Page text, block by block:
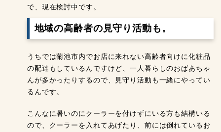
で、現在検討中です。
地域の高齢者の見守り活動も。
うちでは菊池市内でお店に来れない高齢者向けに化粧品
の配達もしているんですけど、一人暮らしのおばあちゃ
んが多かったりするので、見守り活動も一緒にやってい
るんです。
こんなに暑いのにクーラーを付けずにいる方も結構いる
ので、クーラーを入れてあげたり、前には倒れているお